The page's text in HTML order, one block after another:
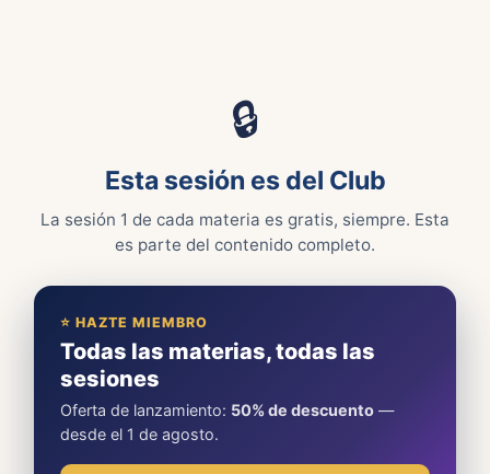
🔒
Esta sesión es del Club
La sesión 1 de cada materia es gratis, siempre. Esta
es parte del contenido completo.
⭐ HAZTE MIEMBRO
Todas las materias, todas las
sesiones
Oferta de lanzamiento: 50% de descuento —
desde el 1 de agosto.